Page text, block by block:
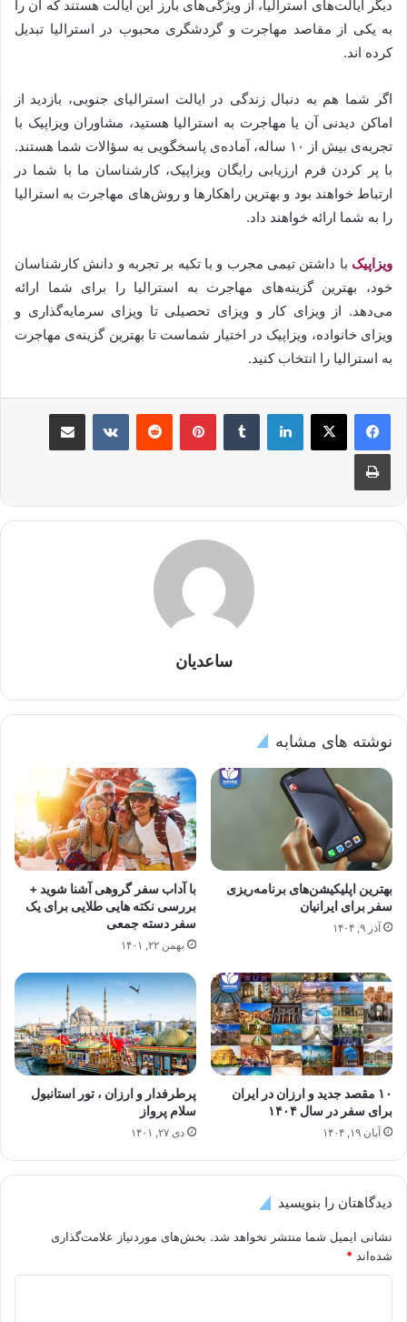
دیگر ایالت‌های استرالیا، از ویژگی‌های بارز این ایالت هستند که آن را
به یکی از مقاصد مهاجرت و گردشگری محبوب در استرالیا تبدیل
کرده اند.
اگر شما هم به دنبال زندگی در ایالت استرالیای جنوبی، بازدید از
اماکن دیدنی آن یا مهاجرت به استرالیا هستید، مشاوران ویزاپیک با
تجربه‌ی بیش از ۱۰ ساله، آماده‌ی پاسخگویی به سؤالات شما هستند.
با پر کردن فرم ارزیابی رایگان ویزاپیک، کارشناسان ما با شما در
ارتباط خواهند بود و بهترین راهکارها و روش‌های مهاجرت به استرالیا
را به شما ارائه خواهند داد.
ویزاپیک با داشتن تیمی مجرب و با تکیه بر تجربه و دانش کارشناسان
خود، بهترین گزینه‌های مهاجرت به استرالیا را برای شما ارائه
می‌دهد. از ویزای کار و ویزای تحصیلی تا ویزای سرمایه‌گذاری و
ویزای خانواده، ویزاپیک در اختیار شماست تا بهترین گزینه‌ی مهاجرت
به استرالیا را انتخاب کنید.
لینکدین ‫تامبلر ‫پین‌ترست‫رددیت ‫VKontakteاشتراک گذاری از طریق ایمیل
چاپ
ساعدیان
نوشته های مشابه
بهترین اپلیکیشن‌های برنامه‌ریزی
سفر برای ایرانیان
آذر ۹, ۱۴۰۴
با آداب سفر گروهی آشنا شوید +
بررسی نکته هایی طلایی برای یک
سفر دسته جمعی
بهمن ۲۲, ۱۴۰۱
۱۰ مقصد جدید و ارزان در ایران
برای سفر در سال ۱۴۰۴
آبان ۱۹, ۱۴۰۴
پرطرفدار و ارزان ، تور استانبول
سلام پرواز
دی ۲۷, ۱۴۰۱
دیدگاهتان را بنویسید
نشانی ایمیل شما منتشر نخواهد شد. بخش‌های موردنیاز علامت‌گذاری
شده‌اند *